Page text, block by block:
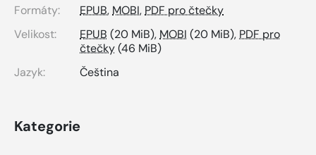
Formáty: EPUB, MOBI, PDF pro čtečky
Velikost:
EPUB (20 MiB), MOBI (20 MiB), PDF pro
čtečky(46 MiB)
Jazyk:
Čeština
Kategorie